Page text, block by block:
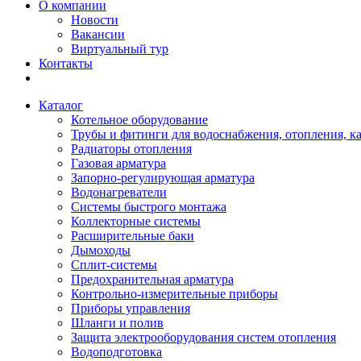
О компании
Новости
Вакансии
Виртуальный тур
Контакты
Каталог
Котельное оборудование
Трубы и фитинги для водоснабжения, отопления,
Радиаторы отопления
Газовая арматура
Запорно-регулирующая арматура
Водонагреватели
Системы быстрого монтажа
Коллекторные системы
Расширительные баки
Дымоходы
Сплит-системы
Предохранительная арматура
Контрольно-измерительные приборы
Приборы управления
Шланги и полив
Защита электрооборудования систем отопления
Водоподготовка